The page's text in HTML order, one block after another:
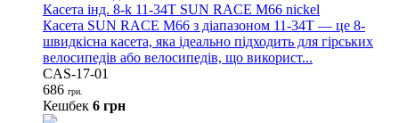
Касета інд. 8-k 11-34T SUN RACE M66 nickel
Касета SUN RACE M66 з діапазоном 11-34T — це 8-
швидкісна касета, яка ідеально підходить для гірських
велосипедів або велосипедів, що використ...
CAS-17-01
686 грн.
Кешбек 6 грн